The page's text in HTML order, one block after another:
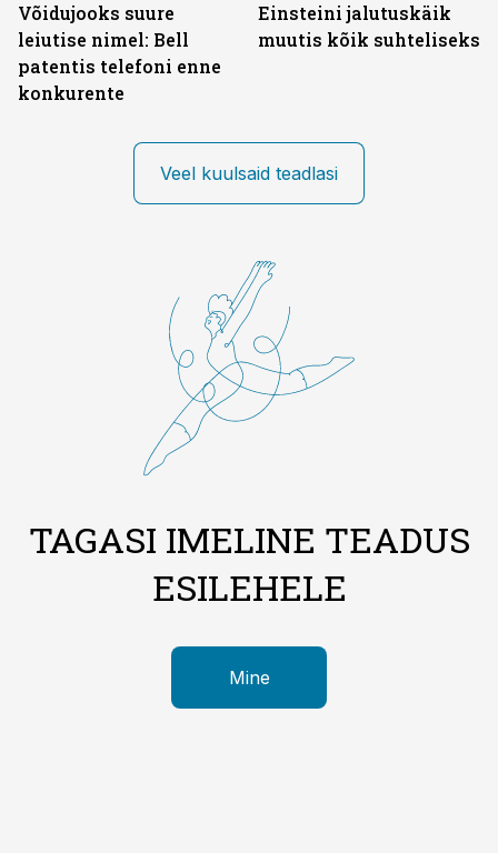
Võidujooks suure
leiutise nimel: Bell
patentis telefoni enne
konkurente
Einsteini jalutuskäik
muutis kõik suhteliseks
Veel kuulsaid teadlasi
TAGASI IMELINE TEADUS
ESILEHELE
Mine